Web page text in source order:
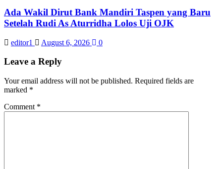
Ada Wakil Dirut Bank Mandiri Taspen yang Baru
Setelah Rudi As Aturridha Lolos Uji OJK
editor1 August 6, 2026 0
Leave a Reply
Your email address will not be published. Required fields are
marked *
Comment *